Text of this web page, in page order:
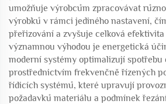
umožňuje výrobcům zpracovávat
výrobků v rámci jediného nastavení,
přeřizování a zvyšuje celková
významnou výhodou je energetická
moderní systémy optimalizují spotřebu
prostřednictvím frekvenčně řízených
řídicích systémů, které upravují
požadavků materiálu a podmínek